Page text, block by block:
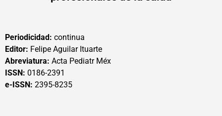
Periodicidad: continua
Editor: Felipe Aguilar Ituarte
Abreviatura: Acta Pediatr Méx
ISSN: 0186-2391
e-ISSN: 2395-8235